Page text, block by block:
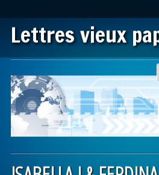
Lettres vieux
Main menu